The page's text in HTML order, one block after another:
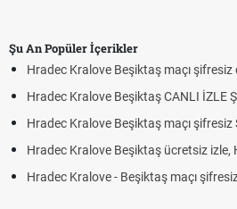
Şu An Popüler İçerikler
Hradec Kralove Beşiktaş maçı şifresiz
Hradec Kralove Beşiktaş CANLI İZLE
Hradec Kralove Beşiktaş maçı
Hradec Kralove Beşiktaş ücretsiz izle,
Hradec Kralove - Beşiktaş maçı